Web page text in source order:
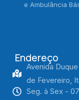
e Ambulância
Endereço
Avenida
de Fevereiro,
Seg. à Sex -